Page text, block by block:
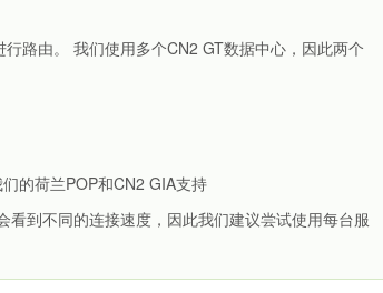
路由。 我们使用多个CN2 GT数据中心，因此两个
的荷兰POP和CN2 GIA支持
到不同的连接速度，因此我们建议尝试使用每台服